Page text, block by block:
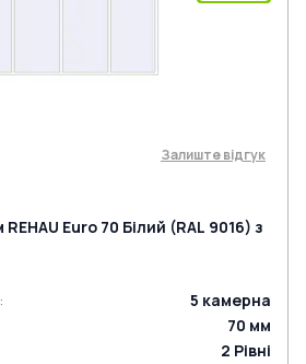
Залиште відгук
Euro 70 Білий (RAL 9016) з
: 5 камерна
70 мм
2 Рівні